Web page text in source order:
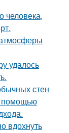
человека,
удалось
стен
помощью
вдохнуть